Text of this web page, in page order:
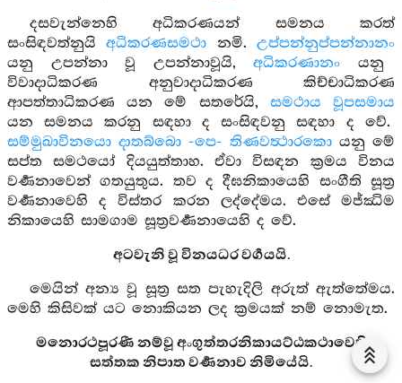
දසවැන්නෙහි අධිකරණයන් සමනය කරත්
සංසිඳවත්නුයිඅධිකරණසමථා නමි.උප්පන්නුප්පන්නානං
යනු උපන්නා වූ උපන්නාවූයි, අධිකරණානං යනු
විවාදාධිකරණ අනුවාදාධිකරණ කිච්චාධිකරණ
ආපත්තාධිකරණ යන මේ සතරේයි, සමථාය වූපසමාය
යන සමනය කරනු සඳහා ද සංසිඳවනු සඳහා ද වේ.
සම්මුඛාවිනයො දාතබ්බො -පෙ- තිණවත්‍ථාරකො යනු මේ
සප්ත සමථයෝ දියයුත්තාහ. ඒවා විසඳන ක්‍රමය විනය
වර්‍ණනාවෙන් ගතයුතුය. තව ද දීඝනිකායෙහි සංගීති සූත්‍ර
වර්‍ණනාවෙහි ද විස්තර කරන ලද්දේමය. එසේ මජ්ඣිම
නිකායෙහි සාමගාම සූත්‍රවර්‍ණනායෙහි ද වේ.
අටවැනි වූ විනයධර වර්‍ගයයි.
මෙයින් අන්‍ය වූ සූත්‍ර සත පැහැදිලි අරුත් ඇත්තේමය.
මෙහි කිසිවක් යට නොකියන ලද ක්‍රමයක් නම් නොමැත.
මනොරථපූරණී නම්වූ අංගුත්තරනිකායට්ඨකථාවෙහි
සත්තක නිපාත වර්‍ණනාව නිමියේයි.